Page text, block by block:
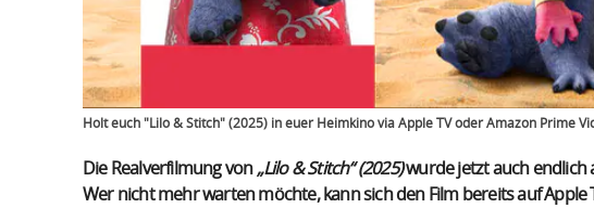
Holt euch "Lilo & Stitch" (2025) in euer Heimkino via Apple TV oder Amazon Prime
Die Realverfilmung von „Lilo & Stitch“ (2025)wurde jetzt auch endlich
Wer nicht mehr warten möchte, kann sich den Film bereits auf